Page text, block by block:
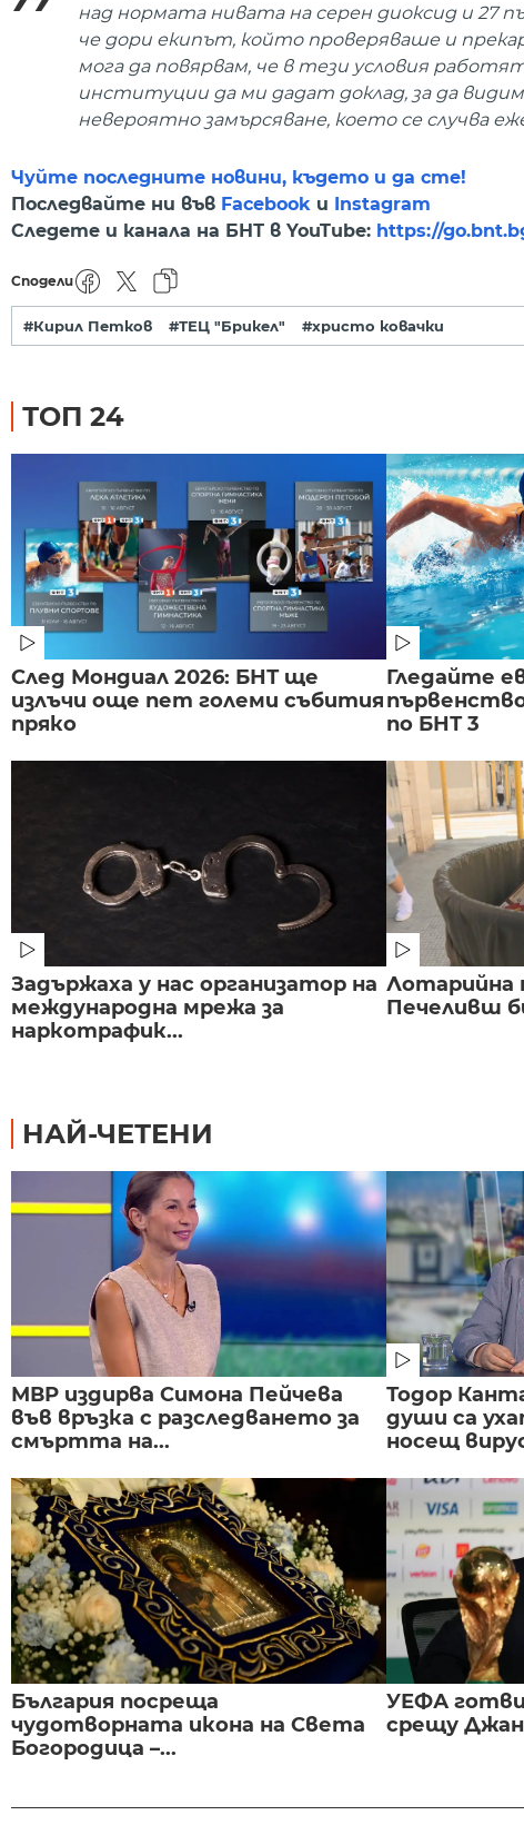
над нормата нивата на серен диоксид и 27
че дори екипът, който проверяваше и
мога да повярвам, че в тези условия
институции да ми дадат доклад, за да
невероятно замърсяване, което се случва
Чуйте последните новини, където и да сте!
Последвайте ни във Facebook и Instagram
Следете и канала на БНТ в YouTube: https://
Сподели
#Кирил Петков #ТЕЦ "Брикел" #христо ковачки
ТОП 24
След Мондиал 2026: БНТ ще
излъчи още пет големи събития
пряко
Гледайте
по БНТ 3
Задържаха у нас организатор на
международна мрежа за
наркотрафик...
Лотарийна
Печеливш
НАЙ-ЧЕТЕНИ
МВР издирва Симона Пейчева
във връзка с разследването за
смъртта на...
Тодор
души са
носещ
България посреща
чудотворната икона на Света
Богородица –...
УЕФА
срещу